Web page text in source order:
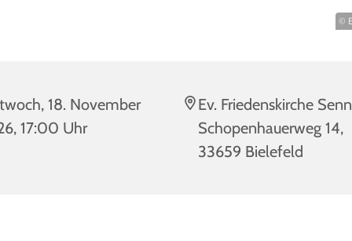
©
18. November
17:00 Uhr
Ev. Friedenskirche
Schopenhauerweg 14,
33659 Bielefeld